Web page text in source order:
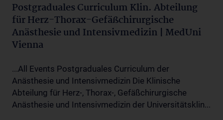
Postgraduales Curriculum Klin. Abteilung
für Herz-Thorax-Gefäßchirurgische
Anästhesie und Intensivmedizin | MedUni
Vienna
...All Events Postgraduales Curriculum der
Anästhesie und Intensivmedizin Die Klinische
Abteilung für Herz-, Thorax-, Gefäßchirurgische
Anästhesie und Intensivmedizin der Universitätsklin...